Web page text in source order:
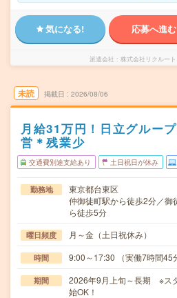
気になる! 応募へ進む
派遣会社 株式会社リクルー
未読 掲載日 2026/08/06
月給31万円！日立グルー
営＊残業少
交通費別途支給あり 土日祝日が休み
勤務地
東京都台東区
仲御徒町駅から徒歩2分／
ら徒歩5分
曜日頻度 月～金（土日祝休み）
時間 9:00～17:30 （実働7時間
期間
2026年9月上旬～長期 ※ス
始OK！